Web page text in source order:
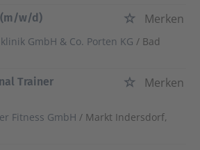
(m/w/d)
Merken
GmbH & Co. Porten KG / Bad
Trainer
Merken
Fitness GmbH / Markt Indersdorf,